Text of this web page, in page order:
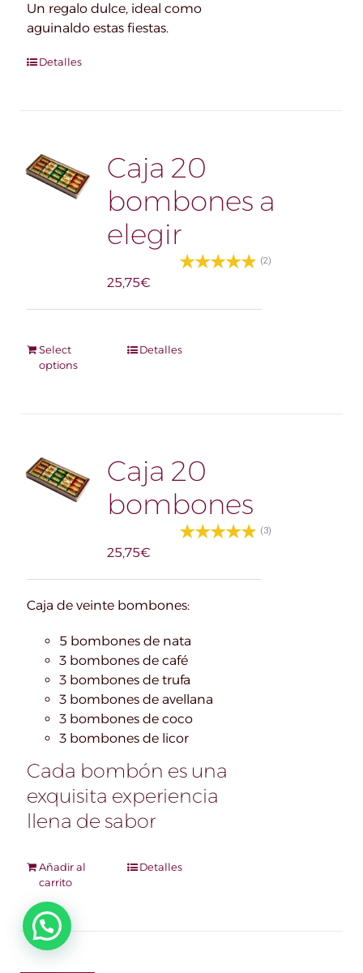
Un regalo dulce, ideal como
aguinaldo estas fiestas.
Detalles
Caja 20
bombones a
elegir
(2)
25,75€
Select
options
Detalles
Caja 20
bombones
(3)
25,75€
Caja de veinte bombones:
5 bombones de nata
3 bombones de café
3 bombones de trufa
3 bombones de avellana
3 bombones de coco
3 bombones de licor
Cada bombón es una
exquisita experiencia
llena de sabor
Añadir al
carrito
Detalles